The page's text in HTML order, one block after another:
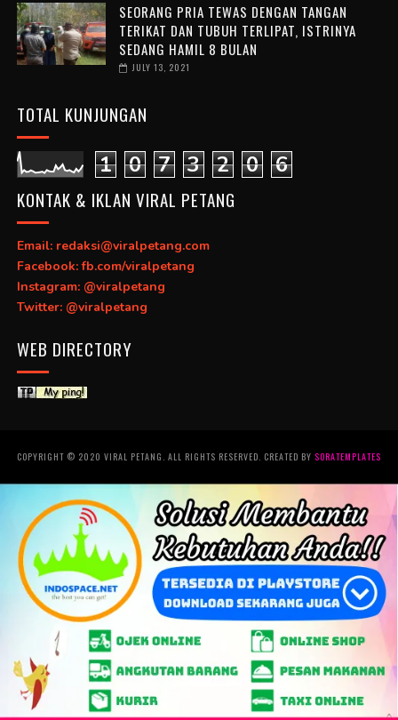
SEORANG PRIA TEWAS DENGAN TANGAN
TERIKAT DAN TUBUH TERLIPAT, ISTRINYA
SEDANG HAMIL 8 BULAN
JULY 13, 2021
TOTAL KUNJUNGAN
1 0 7 3 2 0 6
KONTAK & IKLAN VIRAL PETANG
Email: redaksi@viralpetang.com
Facebook: fb.com/viralpetang
Instagram: @viralpetang
Twitter: @viralpetang
WEB DIRECTORY
COPYRIGHT © 2020 VIRAL PETANG. ALL RIGHTS RESERVED. CREATED BY SORATEMPLATES